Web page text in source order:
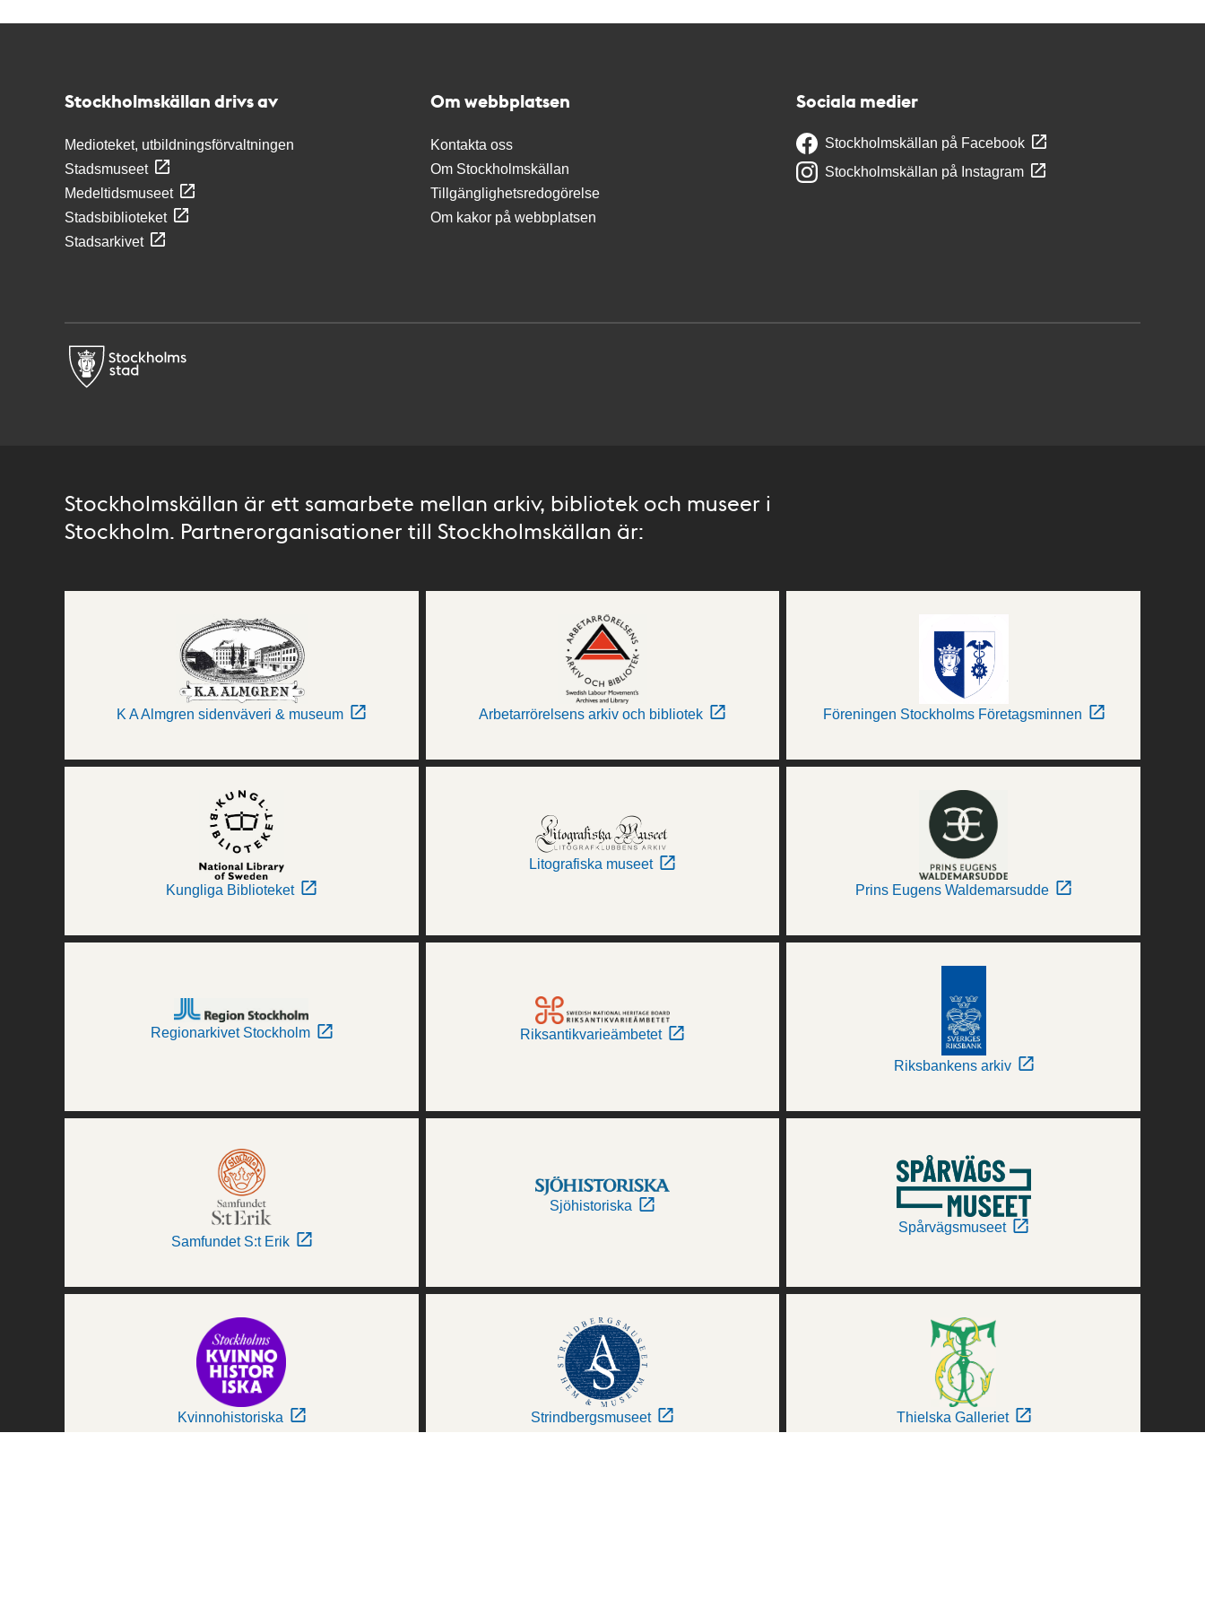
Stockholmskällan drivs av
Medioteket, utbildningsförvaltningen
Stadsmuseet
Medeltidsmuseet
Stadsbiblioteket
Stadsarkivet
Om webbplatsen
Kontakta oss
Om Stockholmskällan
Tillgänglighetsredogörelse
Om kakor på webbplatsen
Sociala medier
Stockholmskällan på Facebook
Stockholmskällan på Instagram
Stockholmskällan är ett samarbete mellan arkiv, bibliotek och museer i
Stockholm. Partnerorganisationer till Stockholmskällan är:
K A Almgren sidenväveri & museum Arbetarrörelsens arkiv och bibliotek Föreningen Stockholms Företagsminnen
Kungliga Biblioteket
Litografiska museet
Prins Eugens Waldemarsudde
Regionarkivet Stockholm Riksantikvarieämbetet
Riksbankens arkiv
Samfundet S:t Erik
Sjöhistoriska
Spårvägsmuseet
Kvinnohistoriska Strindbergsmuseet Thielska Galleriet